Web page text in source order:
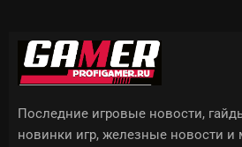
Последние игровые новости,
новинки игр, железные новости и